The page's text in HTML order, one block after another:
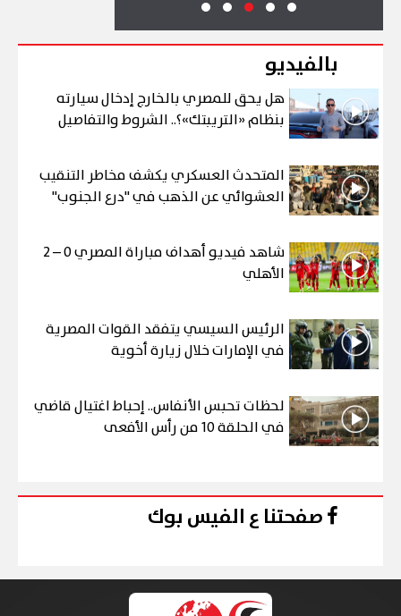
بالفيديو
هل يحق للمصري بالخارج إدخال سيارته
بنظام «التريبتك»؟.. الشروط والتفاصيل
المتحدث العسكري يكشف مخاطر التنقيب
العشوائي عن الذهب في "درع الجنوب"
شاهد فيديو أهداف مباراة المصري 0 – 2
الأهلي
الرئيس السيسي يتفقد القوات المصرية
في الإمارات خلال زيارة أخوية
لحظات تحبس الأنفاس.. إحباط اغتيال قاضي
في الحلقة 10 من رأس الأفعى
صفحتنا ع الفيس بوك